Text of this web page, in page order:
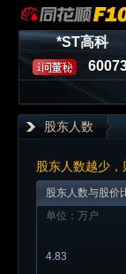
*ST高科
股东人数
股东人数越少，
股东人数与股价
单位：万户
4.83